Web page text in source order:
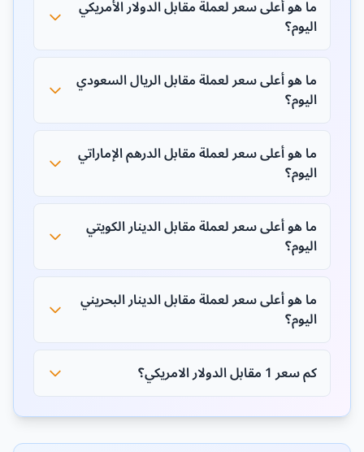
ما هو أعلى سعر لعملة مقابل الدولار الأمريكي
اليوم؟
ما هو أعلى سعر لعملة مقابل الريال السعودي
اليوم؟
ما هو أعلى سعر لعملة مقابل الدرهم الإماراتي
اليوم؟
ما هو أعلى سعر لعملة مقابل الدينار الكويتي
اليوم؟
ما هو أعلى سعر لعملة مقابل الدينار البحريني
اليوم؟
كم سعر 1 مقابل الدولار الامريكي؟